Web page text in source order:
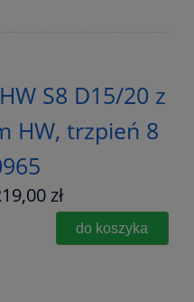
S8 D15/20 z
HW, trzpień 8
zł
do koszyka